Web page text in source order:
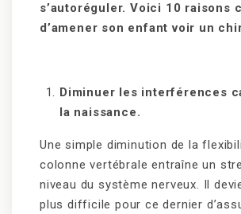
s’autoréguler. Voici 10 raisons
d’amener son enfant voir un
Diminuer les interférences
la naissance.
Une simple diminution de la
colonne vertébrale entraîne un
niveau du système nerveux. Il
plus difficile pour ce dernier